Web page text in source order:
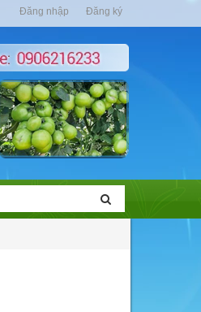
Đăng nhập Đăng ký